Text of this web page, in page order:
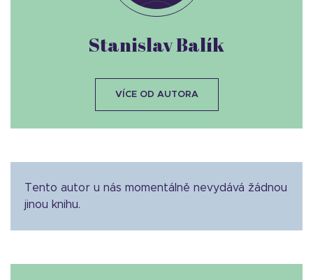
Tento autor u nás momentálně nevydává žádnou
jinou knihu.
Stanislav Balík
VÍCE OD AUTORA